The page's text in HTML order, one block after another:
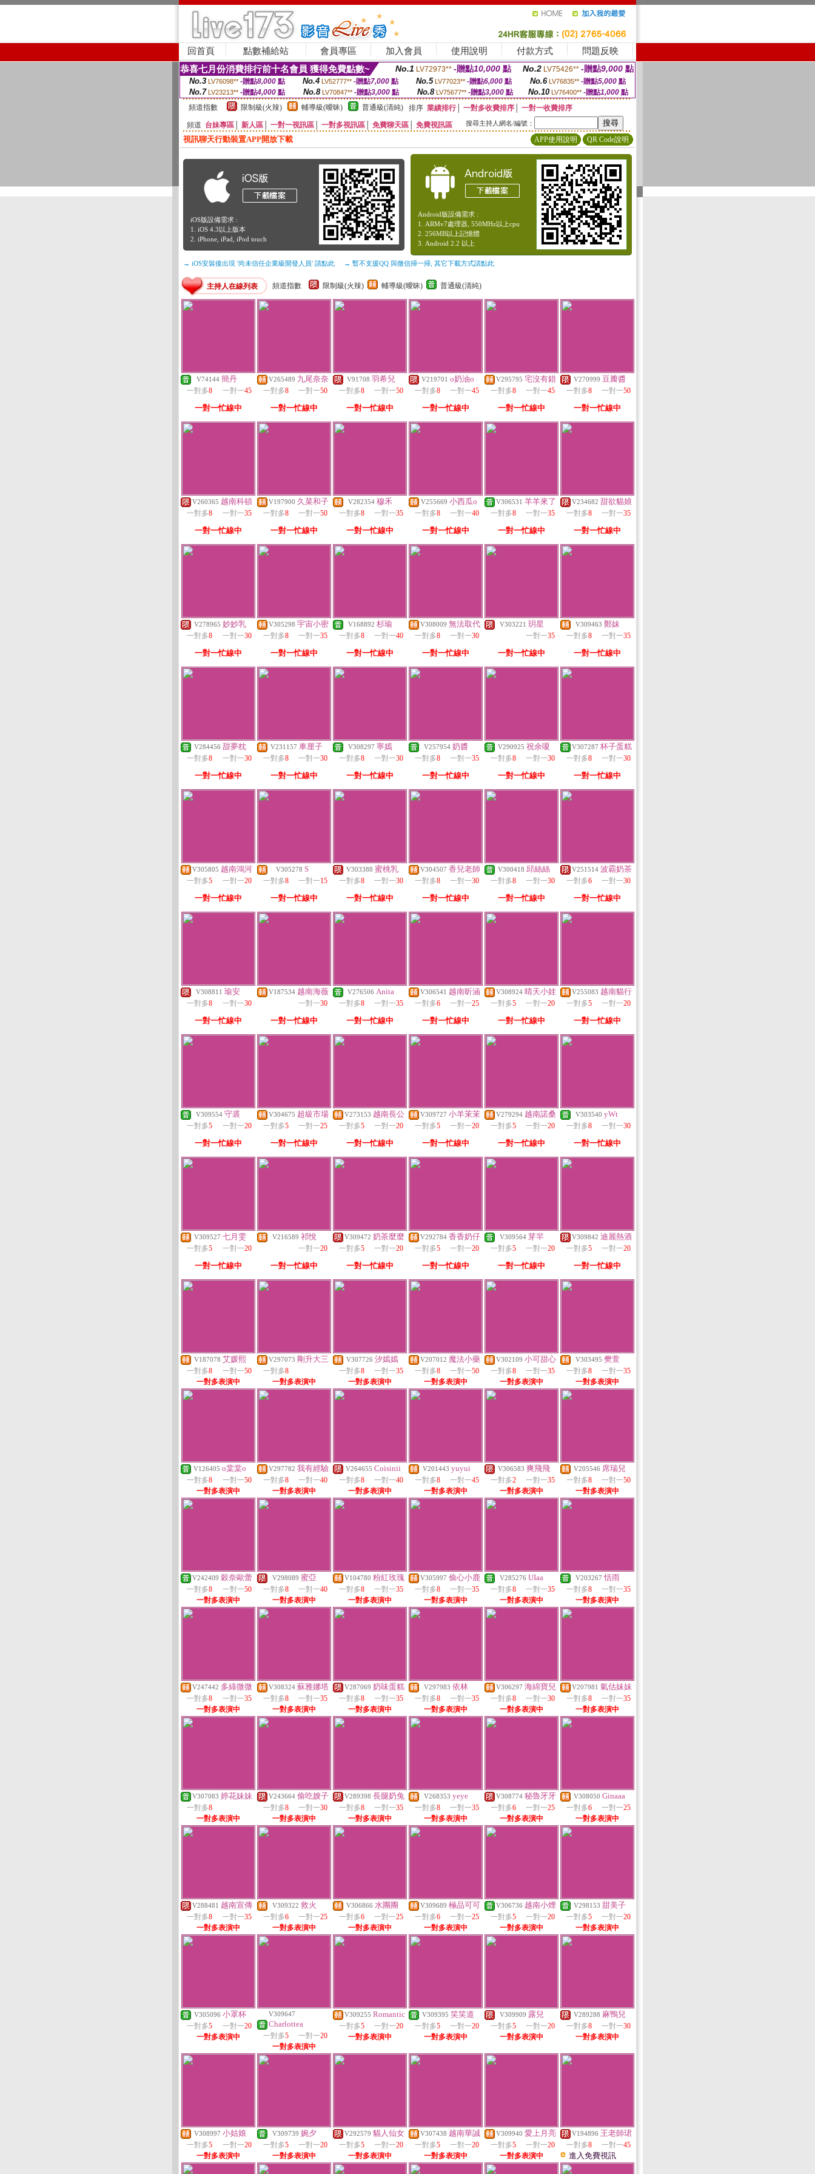
回首頁 點數補給站 會員專區 加入會員 使用說明 付款方式 問題反映
恭喜七月份消費排行前十名會員 獲得免費點數~ No.1 LV72973** -贈點10,000 點 No.2 LV75426** -贈點9,000 點
No.3 LV76098** -贈點8,000點 No.4 LV52777** -贈點7,000點 No.5 LV77023** -贈點6,000點 No.6 LV76835** -贈點5,000點
No.7 LV23213** -贈點4,000 點 No.8 LV70847** -贈點3,000 點 No.8 LV75677** -贈點3,000點 No.10 LV76400** -贈點1,000 點
頻道指數
限制級(火辣) 輔導級(曖昧) 普通級(清純) 排序 業績排行│ 一對多收費排序
一對一收費排序
頻道 台妹專區 新人區 一對一視訊區 一對多視訊區 免費聊天區 免費視訊區 搜尋主持人網名/編號：
視訊聊天行動裝置APP開放下載 APP使用說明 QR Code說明
iOS版設備需求 :
1. iOS 4.3以上版本
2. iPhone, iPad, iPod touch
Android版設備需求 :
1. ARMv7處理器, 550MHz以上cpu
2. 256MB以上記憶體
3. Android 2.2 以上
→ iOS安裝後出現 '尚未信任企業級開發人員' 請點此 → 暫不支援QQ 與微信掃一掃, 其它下載方式請點此
主持人在線列表 頻道指數 限制級(火辣) 輔導級(曖昧) 普通級(清純)
V74144 簡丹
一對多8 一對一45
一對一忙線中
V265489 九尾奈奈
一對多8 一對一50
一對一忙線中
V91708 羽希兒
一對多8 一對一50
一對一忙線中
V219701 o奶油o
一對多8 一對一45
一對一忙線中
V295795 宅沒有錯
一對多8 一對一45
一對一忙線中
V270999 豆瓣醬
一對多8 一對一50
一對一忙線中
V260365 越南科頓
一對多8 一對一35
一對一忙線中
V197900 久菜和子
一對多8 一對一50
一對一忙線中
V282354 穆禾
一對多8 一對一35
一對一忙線中
V255669 小西瓜o
一對多8 一對一40
一對一忙線中
V306531 羊羊來了
一對多8 一對一35
一對一忙線中
V234682 甜欲貓娘
一對多8 一對一35
一對一忙線中
V278965 妙妙乳
一對多8 一對一30
一對一忙線中
V305298 宇宙小密
一對多8 一對一35
一對一忙線中
V168892 杉瑜
一對多8 一對一40
一對一忙線中
V308009 無法取代
一對多8 一對一30
一對一忙線中
V303221 玥星
一對一35
一對一忙線中
V309463 鄭妹
一對多8 一對一35
一對一忙線中
V284456 甜夢枕
一對多8 一對一30
一對一忙線中
V231157 車厘子
一對多8 一對一30
一對一忙線中
V308297 寧嫣
一對多8 一對一30
一對一忙線中
V257954 奶醬
一對多8 一對一35
一對一忙線中
V290925 祝余嗄
一對多8 一對一30
一對一忙線中
V307287 杯子蛋糕
一對多8 一對一30
一對一忙線中
V305805 越南鴻河
一對多5 一對一20
一對一忙線中
V305278 S
一對多8 一對一15
一對一忙線中
V303388 蜜桃乳
一對多8 一對一30
一對一忙線中
V304507 香兒老師
一對多8 一對一30
一對一忙線中
V300418 邱絲絲
一對多8 一對一30
一對一忙線中
V251514 波霸奶茶
一對多6 一對一30
一對一忙線中
V308811 瑜安
一對多8 一對一30
一對一忙線中
V187534 越南海薇
一對一30
一對一忙線中
V276506 Anita
一對多8 一對一35
一對一忙線中
V306541 越南昕涵
一對多6 一對一25
一對一忙線中
V308924 晴天小娃
一對多5 一對一20
一對一忙線中
V255083 越南貓行
一對多5 一對一20
一對一忙線中
V309554 守裘
一對多5 一對一20
一對一忙線中
V304675 超級市場
一對多5 一對一25
一對一忙線中
V273153 越南長公
一對多5 一對一20
一對一忙線中
V309727 小羊茉茉
一對多5 一對一20
一對一忙線中
V279294 越南諾桑
一對多5 一對一20
一對一忙線中
V303540 yWt
一對多8 一對一30
一對一忙線中
V309527 七月雯
一對多5 一對一20
一對一忙線中
V216589 祁悅
一對一20
一對一忙線中
V309472 奶茶麼麼
一對多5 一對一20
一對一忙線中
V292784 香香奶仔
一對多5 一對一20
一對一忙線中
V309564 芽羋
一對多5 一對一20
一對一忙線中
V309842 迪麗熱酒
一對多5 一對一20
一對一忙線中
V187078 艾媛熙
一對多8 一對一50
一對多表演中
V297073 剛升大三
一對多8
一對多表演中
V307726 汐嫣嫣
一對多8 一對一35
一對多表演中
V207012 魔法小藥
一對多8 一對一50
一對多表演中
V302109 小可甜心
一對多8 一對一35
一對多表演中
V303495 樊萱
一對多8 一對一35
一對多表演中
V126405 o棠棠o
一對多8 一對一50
一對多表演中
V297782 我有經驗
一對多8 一對一40
一對多表演中
V264655 Coisinii
一對多8 一對一40
一對多表演中
V201443 yuyui
一對多8 一對一45
一對多表演中
V306583 爽飛飛
一對多2 一對一35
一對多表演中
V205546 席瑞兒
一對多8 一對一50
一對多表演中
V242409 穀奈歐蕾
一對多8 一對一50
一對多表演中
V298089 蜜亞
一對多8 一對一40
一對多表演中
V104780 粉紅玫瑰
一對多8 一對一35
一對多表演中
V305997 偷心小鹿
一對多8 一對一35
一對多表演中
V285276 UIaa
一對多8 一對一35
一對多表演中
V203267 恬雨
一對多8 一對一35
一對多表演中
V247442 多綠微微
一對多8 一對一35
一對多表演中
V308324 蘇雅娜塔
一對多8 一對一35
一對多表演中
V287069 奶味蛋糕
一對多8 一對一35
一對多表演中
V297983 依林
一對多8 一對一35
一對多表演中
V306297 海綿寶兒
一對多8 一對一30
一對多表演中
V207981 氣估妹妹
一對多8 一對一35
一對多表演中
V307083 婷花妹妹
一對多8
一對多表演中
V243664 偷吃嫂子
一對多8 一對一30
一對多表演中
V289398 長腿奶兔
一對多8 一對一35
一對多表演中
V268353 yeye
一對多8 一對一35
一對多表演中
V308774 秘魯牙牙
一對多6 一對一25
一對多表演中
V308050 Ginaaa
一對多6 一對一25
一對多表演中
V288481 越南宣傳
一對多8 一對一35
一對多表演中
V309322 救火
一對多6 一對一25
一對多表演中
V306866 水團團
一對多6 一對一25
一對多表演中
V309689 極品可可
一對多6 一對一25
一對多表演中
V306736 越南小煙
一對多5 一對一20
一對多表演中
V298153 甜美子
一對多5 一對一20
一對多表演中
V305096 小罩杯
一對多5 一對一20
一對多表演中
V309647
Charlottea
一對多5 一對一20
一對多表演中
V309255 Romantic
一對多5 一對一20
一對多表演中
V309395 笑笑道
一對多5 一對一20
一對多表演中
V309909 露兒
一對多5 一對一20
一對多表演中
V289288 麻鴨兒
一對多8 一對一30
一對多表演中
V308997 小姑娘
一對多5 一對一20
一對多表演中
V309739 婉夕
一對多5 一對一20
一對多表演中
V292579 貓人仙女
一對多5 一對一20
一對多表演中
V307438 越南華誠
一對多5 一對一20
一對多表演中
V309940 愛上月亮
一對多5 一對一20
一對多表演中
V194896 王老師珺
一對多8 一對一45
進入免費視訊